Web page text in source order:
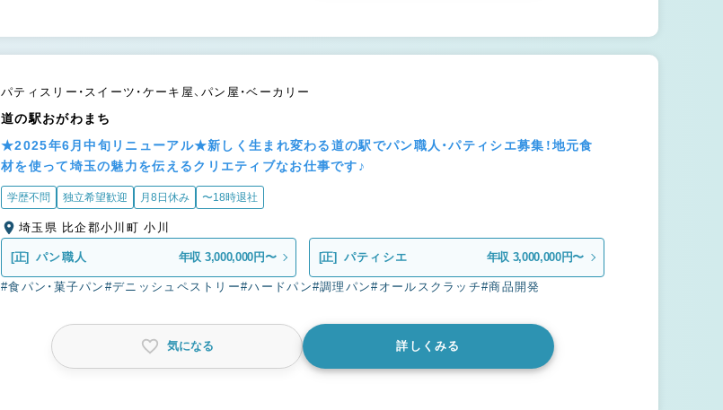
パティスリー・スイーツ・ケーキ屋、パン屋・ベーカリー
道の駅おがわまち
★2025年6月中旬リニューアル★新しく生まれ変わる道の駅でパン職人・パティシエ募集！地元食
材を使って埼玉の魅力を伝えるクリエティブなお仕事です♪
学歴不問 独立希望歓迎 月8日休み 〜18時退社
埼玉県 比企郡小川町 小川
[正] パン職人 年収 3,000,000円〜 [正] パティシエ 年収 3,000,000円〜
#食パン・菓子パン #デニッシュペストリー#ハードパン#調理パン#オールスクラッチ#商品開発
気になる 詳しくみる